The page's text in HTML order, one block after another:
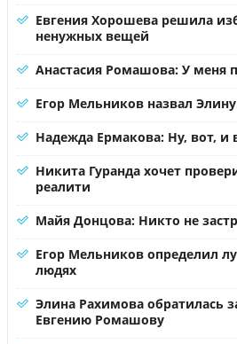
Евгения Хорошева решила
ненужных вещей
Анастасия Ромашова: У меня
Егор Мельников назвал
Надежда Ермакова: Ну, вот, и
Никита Гуранда хочет
реалити
Майя Донцова: Никто не
Егор Мельников определил
людях
Элина Рахимова обратилась
Евгению Ромашову